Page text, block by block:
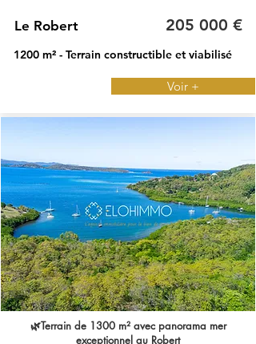
Le Robert 205 000 €
1200 m² - Terrain constructible et viabilisé
Voir +
🌿Terrain de 1300 m² avec panorama mer
exceptionnel au Robert